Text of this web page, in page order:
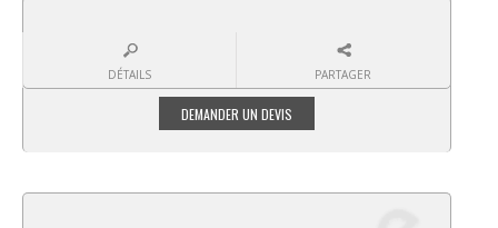
DÉTAILS PARTAGER